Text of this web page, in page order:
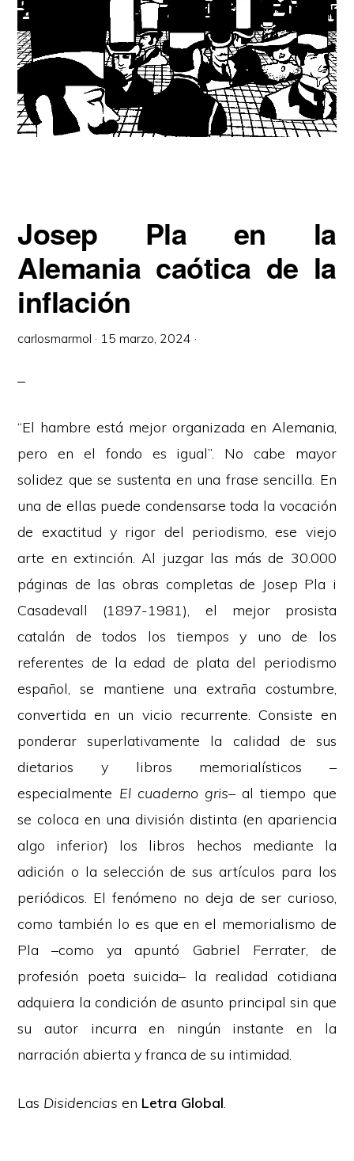
Josep Pla en la
Alemania caótica de la
inflación
carlosmarmol · 15 marzo, 2024 ·
“El hambre está mejor organizada en Alemania,
pero en el fondo es igual”. No cabe mayor
solidez que se sustenta en una frase sencilla. En
una de ellas puede condensarse toda la vocación
de exactitud y rigor del periodismo, ese viejo
arte en extinción. Al juzgar las más de 30.000
páginas de las obras completas de Josep Pla i
Casadevall (1897-1981), el mejor prosista
catalán de todos los tiempos y uno de los
referentes de la edad de plata del periodismo
español, se mantiene una extraña costumbre,
convertida en un vicio recurrente. Consiste en
ponderar superlativamente la calidad de sus
dietarios y libros memorialísticos –
especialmente El cuaderno gris– al tiempo que
se coloca en una división distinta (en apariencia
algo inferior) los libros hechos mediante la
adición o la selección de sus artículos para los
periódicos. El fenómeno no deja de ser curioso,
como también lo es que en el memorialismo de
Pla –como ya apuntó Gabriel Ferrater, de
profesión poeta suicida– la realidad cotidiana
adquiera la condición de asunto principal sin que
su autor incurra en ningún instante en la
narración abierta y franca de su intimidad.
Las Disidencias en Letra Global.